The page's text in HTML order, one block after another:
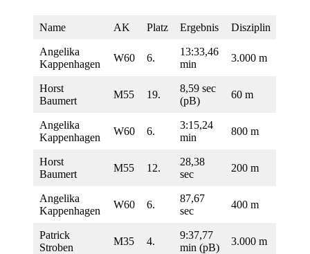
Name AK Platz Ergebnis Disziplin
Angelika
Kappenhagen
W60 6.
13:33,46
min
3.000 m
Horst
Baumert
M55 19.
8,59 sec
(pB)
60 m
Angelika
Kappenhagen
W60 6.
3:15,24
min
800 m
Horst
Baumert
M55 12.
28,38
sec
200 m
Angelika
Kappenhagen
W60 6.
87,67
sec
400 m
Patrick
Stroben
M35 4.
9:37,77
min (pB)
3.000 m